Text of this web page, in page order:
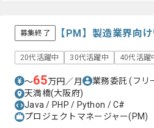
募集終了 【PM】製造業界向
20代活躍中 30代活躍中 40代活躍
〜65万円／月 業務委託(フリ
天満橋(大阪府)
Java / PHP / Python / C#
プロジェクトマネージャー(PM)